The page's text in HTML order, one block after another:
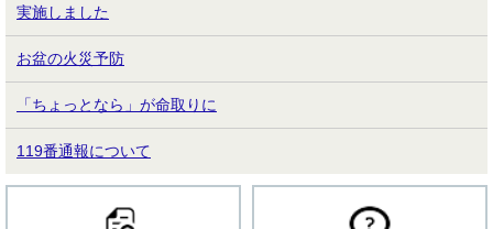
実施しました
お盆の火災予防
「ちょっとなら」が命取りに
119番通報について